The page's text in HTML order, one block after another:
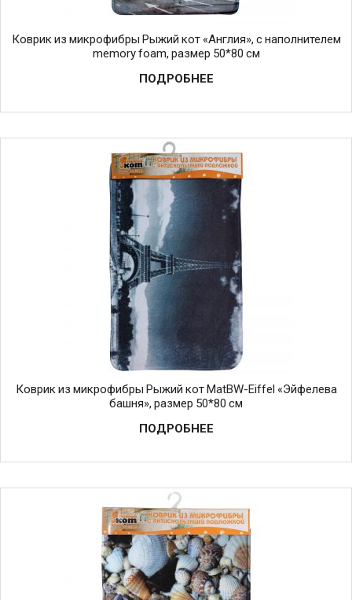
Коврик из микрофибры Рыжий кот «Англия», с наполнителем
memory foam, размер 50*80 см
ПОДРОБНЕЕ
Коврик из микрофибры Рыжий кот MatBW-Eiffel «Эйфелева
башня», размер 50*80 см
ПОДРОБНЕЕ